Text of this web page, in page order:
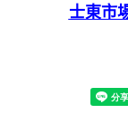
士東市